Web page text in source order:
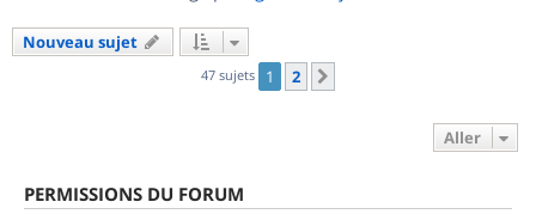
Nouveau sujet
47 sujets 1 2
Aller
PERMISSIONS DU FORUM